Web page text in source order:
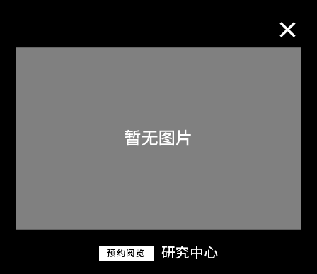
预约阅览 研究中心
关于M+藏品
探索世界顶级的二十及二十一世纪视觉